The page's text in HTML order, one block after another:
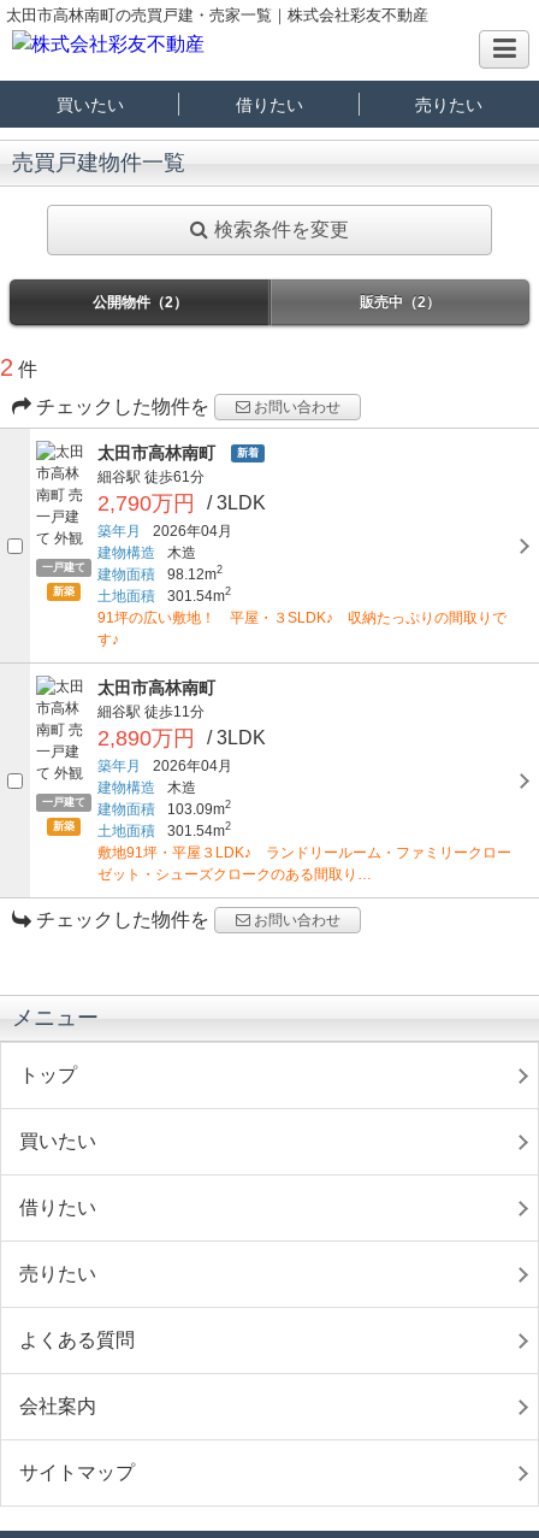
太田市高林南町の売買戸建・売家一覧｜株式会社彩友不動産
買いたい 借りたい 売りたい
売買戸建物件一覧
検索条件を変更
公開物件（2） 販売中（2）
2 件
チェックした物件を
お問い合わせ
一戸建て
新築
太田市高林南町 新着
細谷駅 徒歩61分
2,790万円 / 3LDK
築年月
2026年04月
建物構造
木造
建物面積
98.12m2
土地面積 301.54m2
91坪の広い敷地！ 平屋・３SLDK♪ 収納たっぷりの間取りで
す♪
一戸建て
新築
太田市高林南町
細谷駅 徒歩11分
2,890万円 / 3LDK
築年月
2026年04月
建物構造
木造
建物面積
103.09m2
土地面積 301.54m2
敷地91坪・平屋３LDK♪ ランドリールーム・ファミリークロー
ゼット・シューズクロークのある間取り…
チェックした物件を お問い合わせ
メニュー
トップ
買いたい
借りたい
売りたい
よくある質問
会社案内
サイトマップ